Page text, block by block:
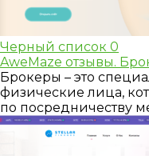
Черный список 0
AweMaze отзывы.
Брокеры – это
физические лица,
по посредничеству